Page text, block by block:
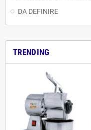
DA DEFINIRE
TRENDING